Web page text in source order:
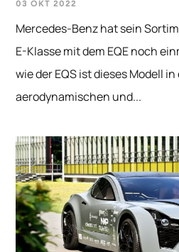
03 OKT 2022
Mercedes-Benz hat sein
E-Klasse mit dem EQE noch
wie der EQS ist dieses Modell
aerodynamischen und...